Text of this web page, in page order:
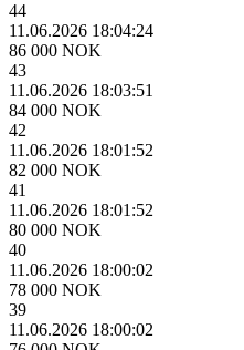
44
11.06.2026 18:04:24
86 000 NOK
43
11.06.2026 18:03:51
84 000 NOK
42
11.06.2026 18:01:52
82 000 NOK
41
11.06.2026 18:01:52
80 000 NOK
40
11.06.2026 18:00:02
78 000 NOK
39
11.06.2026 18:00:02